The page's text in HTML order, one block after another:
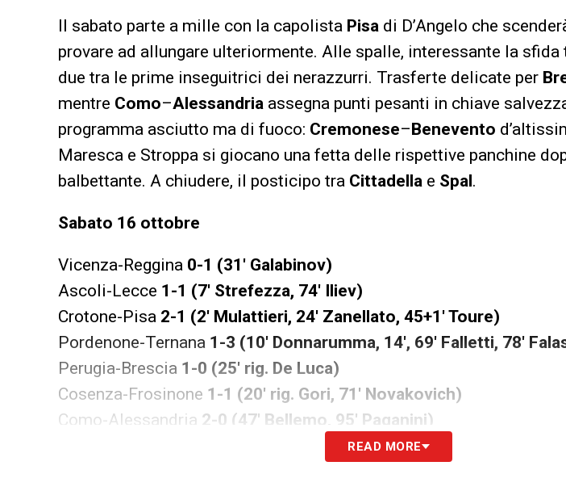
Il sabato parte a mille con la capolista Pisa di D’Angelo che
provare ad allungare ulteriormente. Alle spalle, interessante la sfida
due tra le prime inseguitrici dei nerazzurri. Trasferte delicate per
mentre Como–Alessandria assegna punti pesanti in chiave
programma asciutto ma di fuoco: Cremonese–Benevento
Maresca e Stroppa si giocano una fetta delle rispettive panchine
balbettante. A chiudere, il posticipo tra Cittadella e Spal.
Sabato 16 ottobre
Vicenza-Reggina 0-1 (31′ Galabinov)
Ascoli-Lecce 1-1 (7′ Strefezza, 74′ Iliev)
Crotone-Pisa 2-1 (2′ Mulattieri, 24′ Zanellato, 45+1′ Toure)
Pordenone-Ternana 1-3 (10′ Donnarumma, 14′, 69′ Falletti, 78′
Perugia-Brescia 1-0 (25′ rig. De Luca)
Cosenza-Frosinone 1-1 (20′ rig. Gori, 71′ Novakovich)
Como-Alessandria 2-0 (47′ Bellemo, 95′ Paganini)
READ MORE